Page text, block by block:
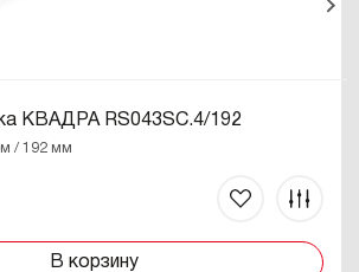
КВАДРА RS043SC.4/192
/ 192 мм
В корзину